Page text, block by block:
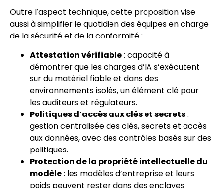
Outre l’aspect technique, cette proposition vise
aussi à simplifier le quotidien des équipes en charge
de la sécurité et de la conformité :
Attestation vérifiable: capacité à
démontrer que les charges d’IA s’exécutent
sur du matériel fiable et dans des
environnements isolés, un élément clé pour
les auditeurs et régulateurs.
Politiques d’accès aux clés et secrets:
gestion centralisée des clés, secrets et accès
aux données, avec des contrôles basés sur des
politiques.
Protection de la propriété intellectuelle du
modèle: les modèles d’entreprise et leurs
poids peuvent rester dans des enclaves